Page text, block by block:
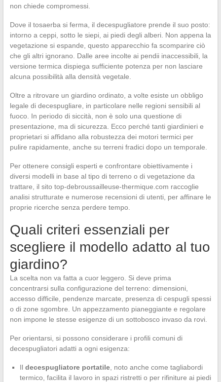
non chiede compromessi.
Dove il tosaerba si ferma, il decespugliatore prende il suo posto:
intorno a ceppi, sotto le siepi, ai piedi degli alberi. Non appena la
vegetazione si espande, questo apparecchio fa scomparire ciò
che gli altri ignorano. Dalle aree incolte ai pendii inaccessibili, la
versione termica dispiega sufficiente potenza per non lasciare
alcuna possibilità alla densità vegetale.
Oltre a ritrovare un giardino ordinato, a volte esiste un obbligo
legale di decespugliare, in particolare nelle regioni sensibili al
fuoco. In periodo di siccità, non è solo una questione di
presentazione, ma di sicurezza. Ecco perché tanti giardinieri e
proprietari si affidano alla robustezza dei motori termici per
pulire rapidamente, anche su terreni fradici dopo un temporale.
Per ottenere consigli esperti e confrontare obiettivamente i
diversi modelli in base al tipo di terreno o di vegetazione da
trattare, il sito top-debroussailleuse-thermique.com raccoglie
analisi strutturate e numerose recensioni di utenti, per affinare le
proprie ricerche senza perdere tempo.
Quali criteri essenziali per
scegliere il modello adatto al tuo
giardino?
La scelta non va fatta a cuor leggero. Si deve prima
concentrarsi sulla configurazione del terreno: dimensioni,
accesso difficile, pendenze marcate, presenza di cespugli spessi
o di zone sgombre. Un appezzamento pianeggiante e regolare
non impone le stesse esigenze di un sottobosco invaso da rovi.
Per orientarsi, si possono considerare i profili comuni di
decespugliatori adatti a ogni esigenza:
Il decespugliatore portatile, noto anche come tagliabordi
termico, facilita il lavoro in spazi ristretti o per rifiniture ai piedi